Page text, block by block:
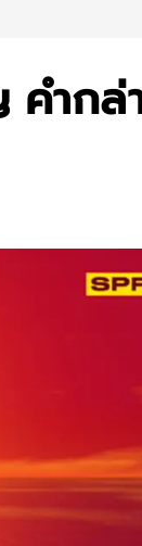
คำกล่